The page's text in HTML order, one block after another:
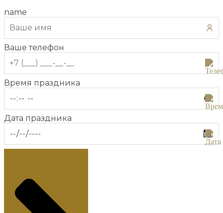
name
Ваше телефон
Время праздника
Дата праздника